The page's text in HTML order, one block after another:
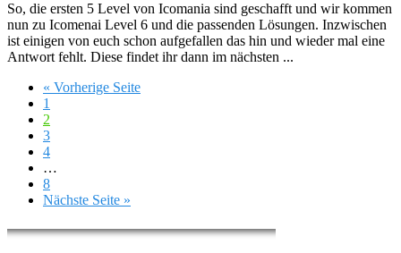
So, die ersten 5 Level von Icomania sind geschafft und wir kommen
nun zu Icomenai Level 6 und die passenden Lösungen. Inzwischen
ist einigen von euch schon aufgefallen das hin und wieder mal eine
Antwort fehlt. Diese findet ihr dann im nächsten ...
« Vorherige Seite
1
2
3
4
…
8
Nächste Seite »